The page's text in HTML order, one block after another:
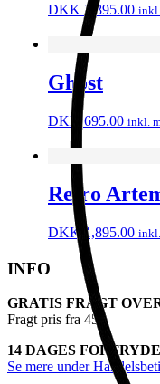
DKK 1,895.00
Ghost
DKK695.00 inkl.
Retro
DKK 1,895.00
INFO
GRATIS FRAGT
Fragt pris fra 45,-
14 DAGES
Se mere under